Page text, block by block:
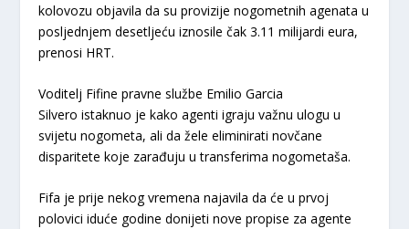
kolovozu objavila da su provizije nogometnih agenata u
posljednjem desetljeću iznosile čak 3.11 milijardi eura,
prenosi HRT.
Voditelj Fifine pravne službe Emilio Garcia
Silvero istaknuo je kako agenti igraju važnu ulogu u
svijetu nogometa, ali da žele eliminirati novčane
disparitete koje zarađuju u transferima nogometaša.
Fifa je prije nekog vremena najavila da će u prvoj
polovici iduće godine donijeti nove propise za agente